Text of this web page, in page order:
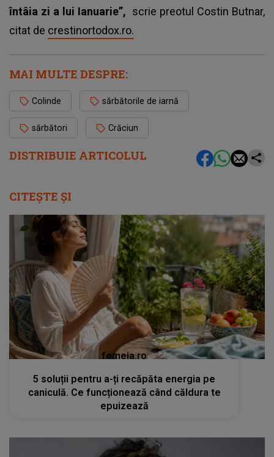
DISTRIBUIE ARTICOLUL
întâia zi a lui Ianuarie”, scrie preotul Costin Butnar,
citat de crestinortodox.ro.
MAI MULTE DESPRE:
Colinde sărbătorile de iarnă
sărbători Crăciun
CITEȘTE ȘI
femeia.ro
5 soluții pentru a-ți recăpăta energia pe
caniculă. Ce funcționează când căldura te
epuizează